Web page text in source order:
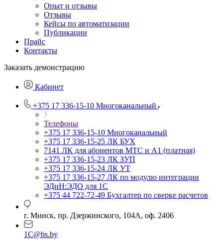
Опыт и отзывы
Отзывы
Кейсы по автоматизации
Публикации
Прайс
Контакты
Заказать демонстрацию
Кабинет
+375 17 336-15-10 Многоканальный
Телефоны
+375 17 336-15-10 Многоканальный
+375 17 336-15-25 ЛК БУХ
7141 ЛК для абонентов МТС и А1 (платная)
+375 17 336-15-23 ЛК ЗУП
+375 17 336-15-24 ЛК УТ
+375 17 336-15-27 ЛК по модулю интеграции
ЭДиН:ЭДО для 1С
+375 44 722-72-49 Бухгалтер по сверке расчетов
г. Минск, пр. Дзержинского, 104А, оф. 2406
1C@hs.by